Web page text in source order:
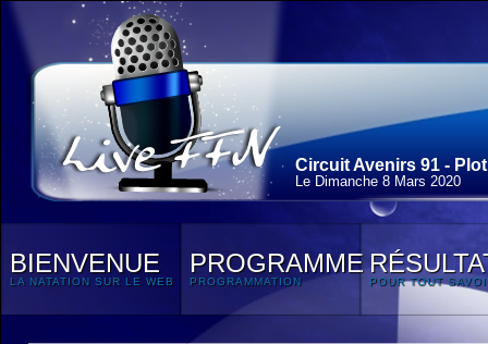
Circuit Avenirs 91 -
Le Dimanche 8 Mars 2020
BIENVENUE
LA NATATION SUR LE WEB
PROGRAMME
PROGRAMMATION POUR TOUT